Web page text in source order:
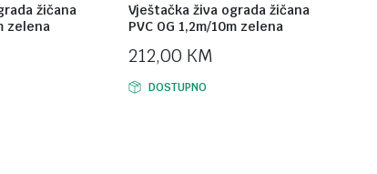
žičana
zelena
Vještačka živa ograda žičana
PVC OG 1,2m/10m zelena
212,00 KM
DOSTUPNO